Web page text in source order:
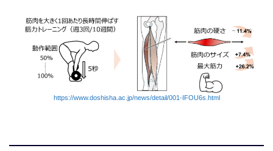
https://www.doshisha.ac.jp/news/detail/001-IFOU6s.html